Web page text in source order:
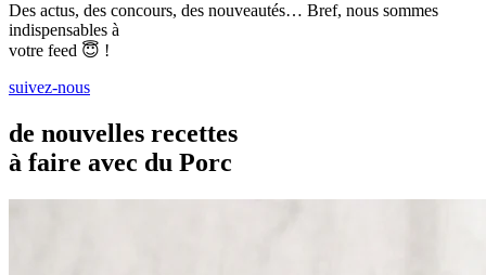
Des actus, des concours, des nouveautés… Bref, nous sommes
indispensables à
votre feed 😇 !
suivez-nous
de nouvelles recettes
à faire avec du Porc